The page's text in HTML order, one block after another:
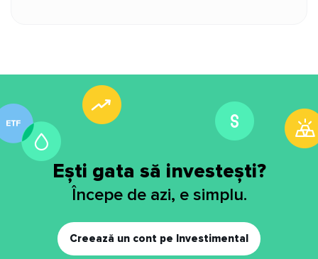
Ești gata să investești?
Începe de azi, e simplu.
Creează un cont pe Investimental